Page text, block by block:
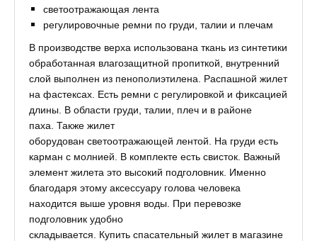
светоотражающая лента
регулировочные ремни по груди, талии и плечам
В производстве верха использована ткань из синтетики
обработанная влагозащитной пропиткой, внутренний
слой выполнен из пенополиэтилена. Распашной жилет
на фастексах. Есть ремни с регулировкой и фиксацией
длины. В области груди, талии, плеч и в районе
паха. Также жилет
оборудован светоотражающей лентой. На груди есть
карман с молнией. В комплекте есть свисток. Важный
элемент жилета это высокий подголовник. Именно
благодаря этому аксессуару голова человека
находится выше уровня воды. При перевозке
подголовник удобно
складывается. Купить спасательный жилет в магазине